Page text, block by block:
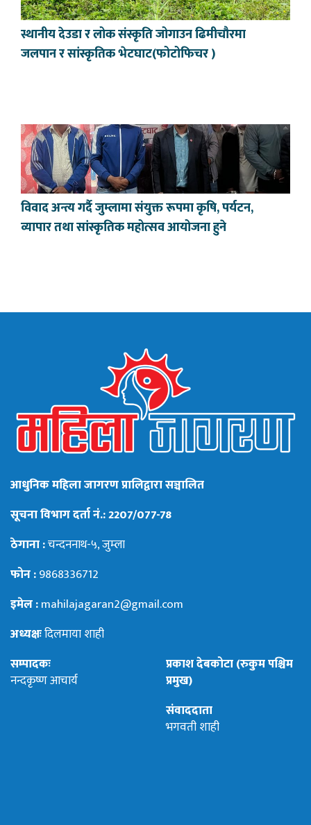
स्थानीय देउडा र लोक संस्कृति जोगाउन ढिमीचौरमा
जलपान र सांस्कृतिक भेटघाट(फोटोफिचर )
विवाद अन्त्य गर्दै जुम्लामा संयुक्त रूपमा कृषि, पर्यटन,
व्यापार तथा सांस्कृतिक महोत्सव आयोजना हुने
आधुनिक महिला जागरण प्रालिद्वारा सञ्चालित
सूचना विभाग दर्ता नं.: 2207/077-78
ठेगाना :चन्दननाथ-५, जुम्ला
फोन :9868336712
इमेल :mahilajagaran2@gmail.com
अध्यक्षःदिलमाया शाही
सम्पादकः
नन्दकृष्ण आचार्य
प्रकाश देबकोटा (रुकुम पश्चिम
प्रमुख)
संवाददाता
भगवती शाही